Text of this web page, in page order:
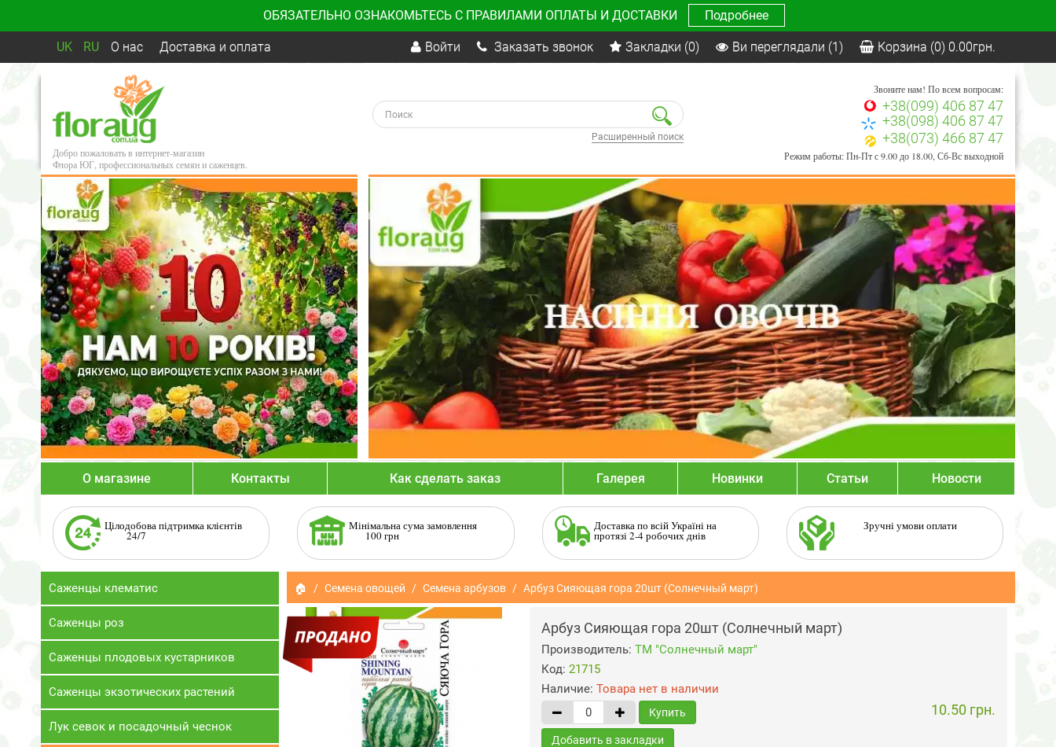
ОБЯЗАТЕЛЬНО ОЗНАКОМЬТЕСЬ С ПРАВИЛАМИ ОПЛАТЫ И ДОСТАВКИ Подробнее
UK RU О нас Доставка и оплата Войти Заказать звонок Закладки (0) Ви переглядали (1) Корзина (0) 0.00грн.
Добро пожаловать в интернет-магазин
Флора ЮГ, профессиональных семян и саженцев.
Расширенный поиск
Звоните нам! По всем вопросам:
+38(099) 406 87 47
+38(098) 406 87 47
+38(073) 466 87 47
Режим работы: Пн-Пт с 9.00 до 18.00, Сб-Вс выходной
О магазине Контакты Как сделать заказ Галерея Новинки Статьи Новости
Цілодобова підтримка клієнтів
24/7
Мінімальна сума замовлення
100 грн
Доставка по всій Україні на
протязі 2-4 робочих днів
Зручні умови оплати
Саженцы клематис
Саженцы роз
Саженцы плодовых кустарников
Саженцы экзотических растений
Лук севок и посадочный чеснок
🏠 Семена овощей Семена арбузов Арбуз Сияющая гора 20шт (Солнечный март)
Арбуз Сияющая гора 20шт (Солнечный март)
Производитель: ТМ "Солнечный март"
Код: 21715
Наличие: Товара нет в наличии
Купить 10.50 грн.
Добавить в закладки